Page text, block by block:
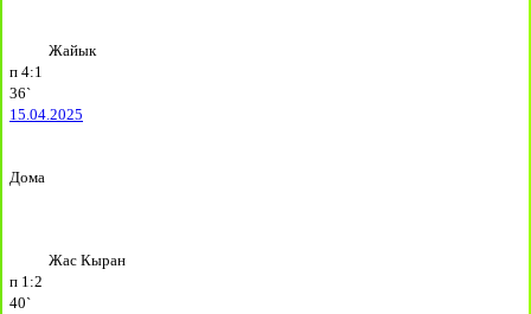
Жайык
п 4:1
36`
15.04.2025
Дома
Жас Кыран
п 1:2
40`